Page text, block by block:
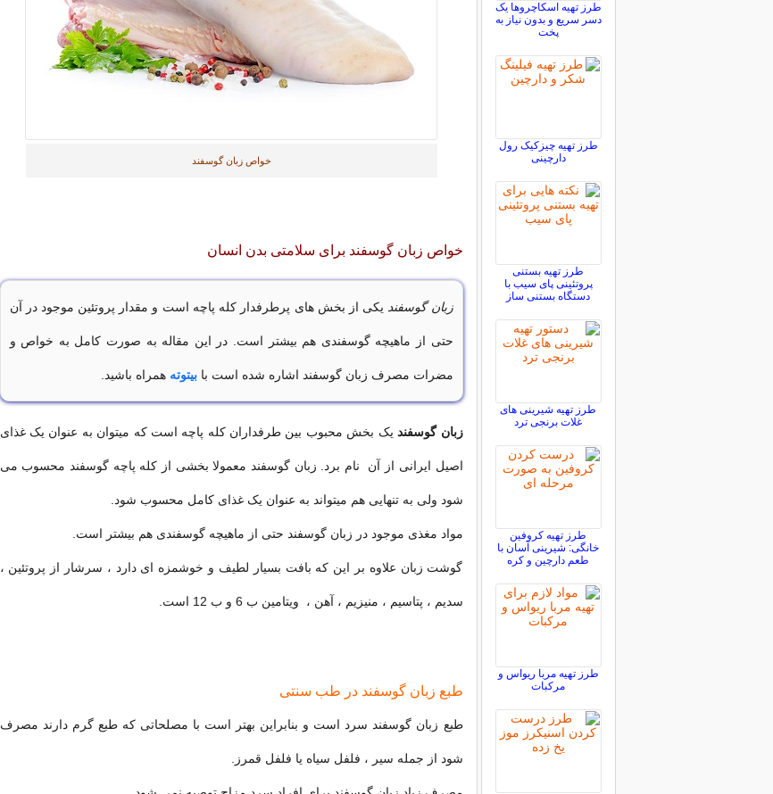
خواص زبان گوسفند
خواص زبان گوسفند برای سلامتی بدن انسان
زبان گوسفند یکی از بخش های پرطرفدار کله پاچه است و مقدار پروتئین موجود در آن
حتی از ماهیچه گوسفندی هم بیشتر است. در این مقاله به صورت کامل به خواص و
مضرات مصرف زبان گوسفند اشاره شده است بابیتوته همراه باشید.
زبان گوسفندیک بخش محبوب بین طرفداران کله پاچه است که میتوان به عنوان یک غذای
اصیل ایرانی از آن نام برد. زبان گوسفند معمولا بخشی از کله پاچه گوسفند محسوب می
شود ولی به تنهایی هم میتواند به عنوان یک غذای کامل محسوب شود.
مواد مغذی موجود در زبان گوسفند حتی از ماهیچه گوسفندی هم بیشتر است.
گوشت زبان علاوه بر این که بافت بسیار لطیف و خوشمزه ای دارد ، سرشار از پروتئین ،
سدیم ، پتاسیم ، منیزیم ، آهن ، ویتامین ب 6 و ب 12 است.
طبع زبان گوسفند در طب سنتی
طبع زبان گوسفند سرد است و بنابراین بهتر است با مصلحاتی که طبع گرم دارند مصرف
شود از جمله سیر ، فلفل سیاه یا فلفل قمرز.
طرز تهیه اسکاچروها یک
دسر سریع و بدون نیاز به
پخت
طرز تهیه چیزکیک رول
دارچینی
طرز تهیه بستنی
پروتئینی پای سیب با
دستگاه بستنی ساز
طرز تهیه شیرینی های
غلات برنجی ترد
طرز تهیه کروفین
خانگی: شیرینی آسان با
طعم دارچین و کره
طرز تهیه مربا ریواس و
مرکبات